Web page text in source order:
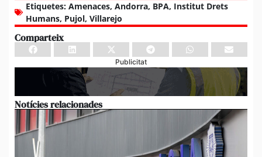
Etiquetes: Amenaces, Andorra, BPA, Institut Drets
Humans, Pujol, Villarejo
Comparteix
Publicitat
Notícies relacionades